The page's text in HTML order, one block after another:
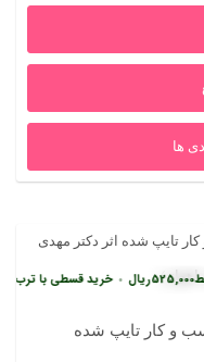
ها
ریال • خرید قسطی با ترب‌پی بدون
و کار تایپ شده